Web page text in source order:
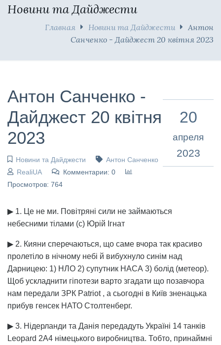
Новини та Дайджести
Главная Новини та Дайджести
Антон
Санченко - Дайджест 20 квітня 2023
Антон Санченко -
Дайджест 20 квітня
2023
Новини та Дайджести
Антон Санченко
RealiUA
Комментарии: 0
Просмотров: 764
20
апреля
2023
▶ 1. Це не ми. Повітряні сили не займаються
небесними тілами (с) Юрій Ігнат
▶ 2. Кияни сперечаються, що саме вчора так красиво
пролетіло в нічному небі й вибухнуло синім над
Дарницею: 1) НЛО 2) супутник НАСА 3) болід (метеор).
Щоб ускладнити гіпотези варто згадати що позавчора
нам передали ЗРК Patriot , а сьогодні в Київ зненацька
прибув генсек НАТО Столтенберг.
▶ 3. Нідерланди та Данія передадуть Україні 14 танків
Leopard 2A4 німецького виробництва. Тобто, принаймні